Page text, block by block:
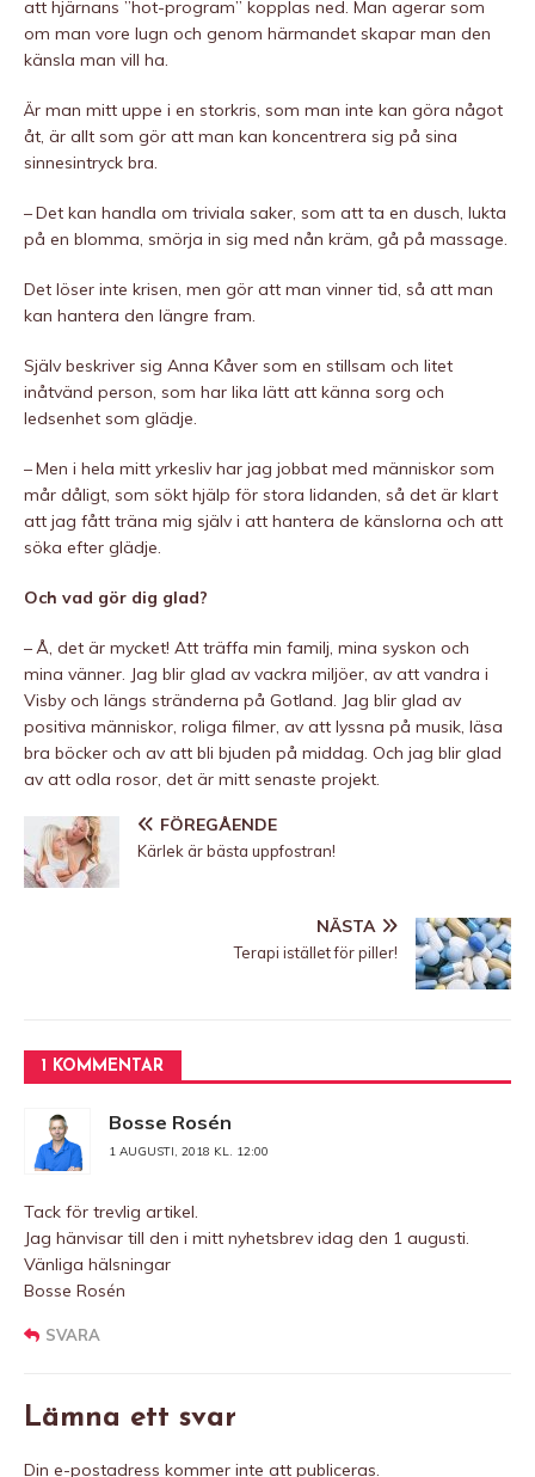
att hjärnans ”hot-program” kopplas ned. Man agerar som
om man vore lugn och genom härmandet skapar man den
känsla man vill ha.
Är man mitt uppe i en storkris, som man inte kan göra något
åt, är allt som gör att man kan koncentrera sig på sina
sinnesintryck bra.
– Det kan handla om triviala saker, som att ta en dusch, lukta
på en blomma, smörja in sig med nån kräm, gå på massage.
Det löser inte krisen, men gör att man vinner tid, så att man
kan hantera den längre fram.
Själv beskriver sig Anna Kåver som en stillsam och litet
inåtvänd person, som har lika lätt att känna sorg och
ledsenhet som glädje.
– Men i hela mitt yrkesliv har jag jobbat med människor som
mår dåligt, som sökt hjälp för stora lidanden, så det är klart
att jag fått träna mig själv i att hantera de känslorna och att
söka efter glädje.
Och vad gör dig glad?
– Å, det är mycket! Att träffa min familj, mina syskon och
mina vänner. Jag blir glad av vackra miljöer, av att vandra i
Visby och längs stränderna på Gotland. Jag blir glad av
positiva människor, roliga filmer, av att lyssna på musik, läsa
bra böcker och av att bli bjuden på middag. Och jag blir glad
av att odla rosor, det är mitt senaste projekt.
FÖREGÅENDE
Kärlek är bästa uppfostran!
NÄSTA
Terapi istället för piller!
1 KOMMENTAR
Bosse Rosén
1 AUGUSTI, 2018 KL. 12:00
Tack för trevlig artikel.
Jag hänvisar till den i mitt nyhetsbrev idag den 1 augusti.
Vänliga hälsningar
Bosse Rosén
SVARA
Lämna ett svar
Din e-postadress kommer inte att publiceras.